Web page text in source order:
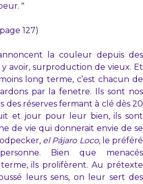
"
127)
la couleur depuis des
y avoir, surproduction de vieux. Et
long terme, c’est chacun de
par la fenetre. Ils sont nos
des réserves fermant à clé dès 20
et jour pour leur bien, ils sont
de vie qui donnerait envie de se
el Pájaro Loco, le préféré
Bien que menacés
ils prolifèrent. Au prétexte
leurs sens, on leur sert des